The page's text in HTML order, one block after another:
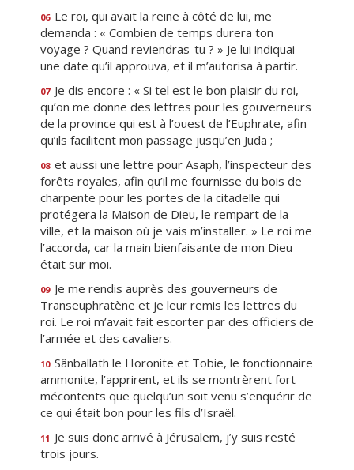
06 Le roi, qui avait la reine à côté de lui, me
demanda : « Combien de temps durera ton
voyage ? Quand reviendras-tu ? » Je lui indiquai
une date qu’il approuva, et il m’autorisa à partir.
07 Je dis encore : « Si tel est le bon plaisir du roi,
qu’on me donne des lettres pour les gouverneurs
de la province qui est à l’ouest de l’Euphrate, afin
qu’ils facilitent mon passage jusqu’en Juda ;
08 et aussi une lettre pour Asaph, l’inspecteur des
forêts royales, afin qu’il me fournisse du bois de
charpente pour les portes de la citadelle qui
protégera la Maison de Dieu, le rempart de la
ville, et la maison où je vais m’installer. » Le roi me
l’accorda, car la main bienfaisante de mon Dieu
était sur moi.
09 Je me rendis auprès des gouverneurs de
Transeuphratène et je leur remis les lettres du
roi. Le roi m’avait fait escorter par des officiers de
l’armée et des cavaliers.
10 Sânballath le Horonite et Tobie, le fonctionnaire
ammonite, l’apprirent, et ils se montrèrent fort
mécontents que quelqu’un soit venu s’enquérir de
ce qui était bon pour les fils d’Israël.
11 Je suis donc arrivé à Jérusalem, j’y suis resté
trois jours.